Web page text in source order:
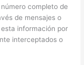
completo de
de mensajes o
información por
interceptados o